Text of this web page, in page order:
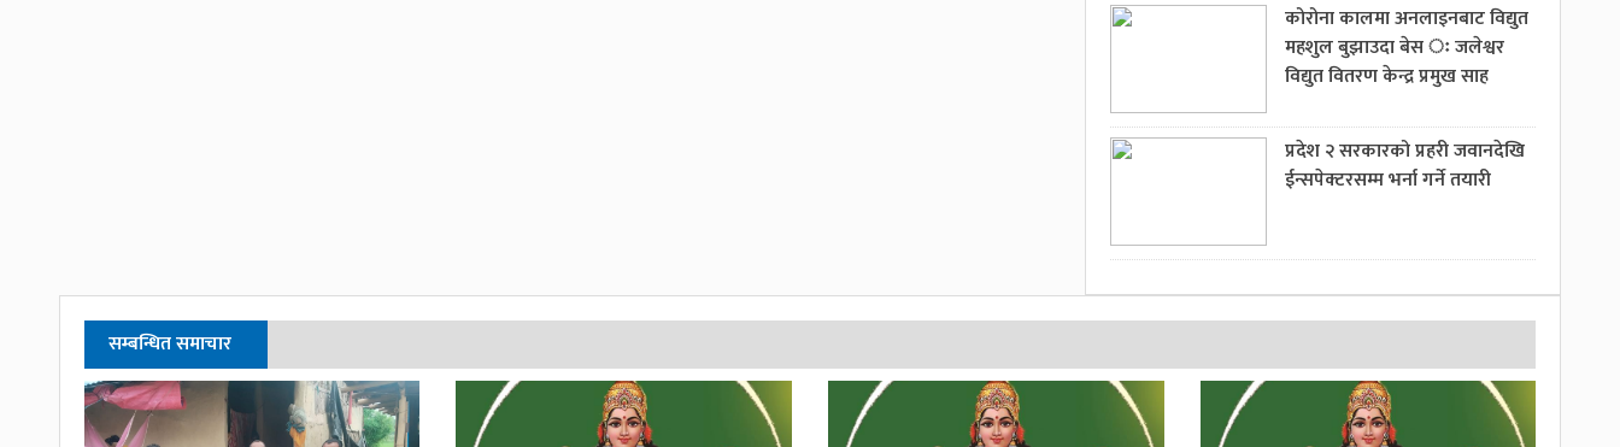
कोरोना कालमा अनलाइनबाट विद्युत
महशुल बुझाउदा बेस ः जलेश्वर
विद्युत वितरण केन्द्र प्रमुख साह
प्रदेश २ सरकारको प्रहरी जवानदेखि
ईन्सपेक्टरसम्म भर्ना गर्ने तयारी
सम्बन्धित समाचार